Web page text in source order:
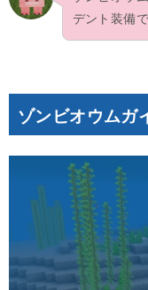
デント装備
ゾンビオウムガ